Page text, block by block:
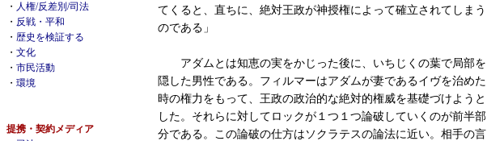
・ 人権/反差別/司法
・ 反戦・平和
・ 歴史を検証する
・ 文化
・ 市民活動
・ 環境
提携・契約メディア
てくると、直ちに、絶対王政が神授権によって確立されてしまう
のである」
アダムとは知恵の実をかじった後に、いちじくの葉で局部を
隠した男性である。フィルマーはアダムが妻であるイヴを治めた
時の権力をもって、王政の政治的な絶対的権威を基礎づけようと
した。それらに対してロックが１つ１つ論破していくのが前半部
分である。この論破の仕方はソクラテスの論法に近い。相手の言